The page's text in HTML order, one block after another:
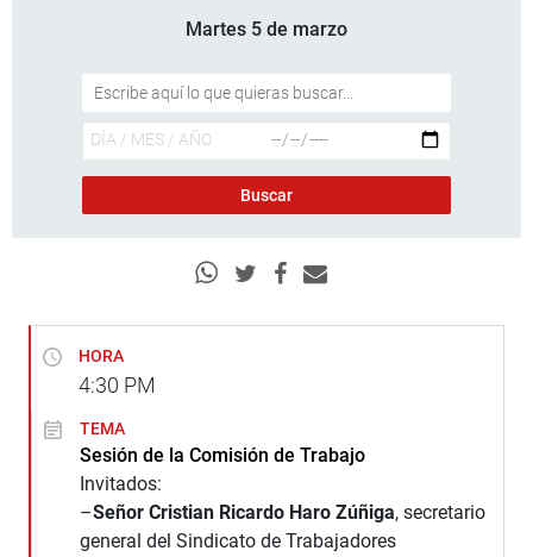
Martes 5 de marzo
HORA
4:30 PM
TEMA
Sesión de la Comisión de Trabajo
Invitados:
–Señor Cristian Ricardo Haro Zúñiga, secretario
general del Sindicato de Trabajadores